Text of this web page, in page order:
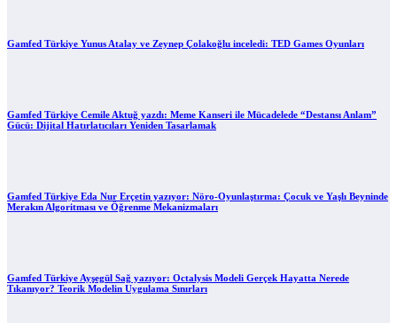
Gamfed Türkiye Yunus Atalay ve Zeynep Çolakoğlu inceledi: TED Games Oyunları
Gamfed Türkiye Cemile Aktuğ yazdı: Meme Kanseri ile Mücadelede “Destansı Anlam”
Gücü: Dijital Hatırlatıcıları Yeniden Tasarlamak
Gamfed Türkiye Eda Nur Erçetin yazıyor: Nöro-Oyunlaştırma: Çocuk ve Yaşlı Beyninde
Merakın Algoritması ve Öğrenme Mekanizmaları
Gamfed Türkiye Ayşegül Sağ yazıyor: Octalysis Modeli Gerçek Hayatta Nerede
Tıkanıyor? Teorik Modelin Uygulama Sınırları